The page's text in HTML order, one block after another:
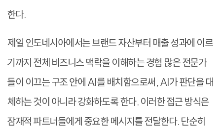
한다.
제일 인도네시아에서는 브랜드 자산부터 매출 성과에 이르
기까지 전체 비즈니스 맥락을 이해하는 경험 많은 전문가
들이 이끄는 구조 안에 AI를 배치함으로써, AI가 판단을 대
체하는 것이 아니라 강화하도록 한다. 이러한 접근 방식은
잠재적 파트너들에게 중요한 메시지를 전달한다. 단순히